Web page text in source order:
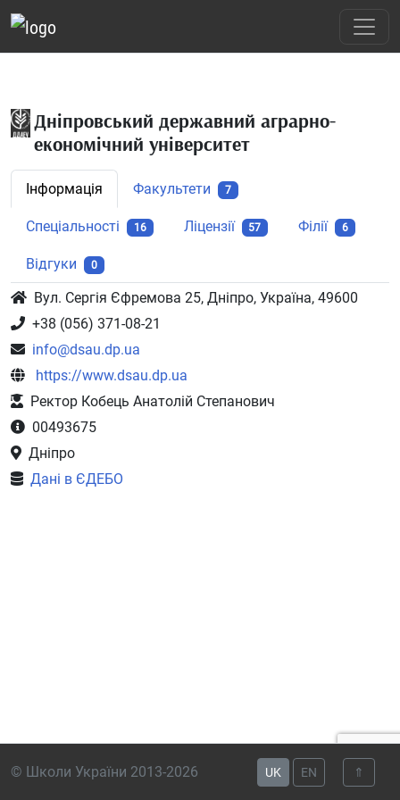
Дніпровський державний аграрно-
економічний університет
Інформація Факультети 7
Спеціальності 16 Ліцензії 57 Філії 6
Відгуки 0
Вул. Сергія Єфремова 25, Дніпро, Україна, 49600
+38 (056) 371-08-21
info@dsau.dp.ua
https://www.dsau.dp.ua
Ректор Кобець Анатолій Степанович
00493675
Дніпро
Дані в ЄДЕБО
© Школи України 2013-2026 UK EN ⇑